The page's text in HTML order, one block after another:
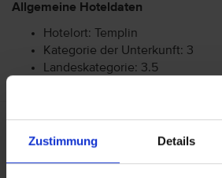
Zustimmung Details
Allgemeine Hoteldaten
Hotelort: Templin
Kategorie der Unterkunft: 3
Landeskategorie: 3.5
Flughafen bei einigen
ist. Freigepäck und Verpflegung